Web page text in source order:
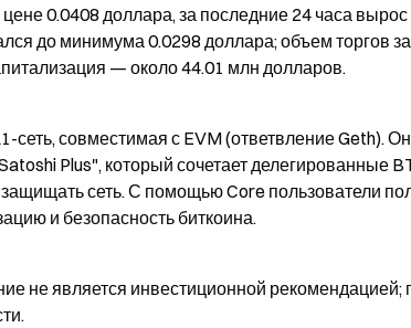
цене 0.0408 доллара, за последние 24 часа
до минимума 0.0298 доллара; объем торгов
— около 44.01 млн долларов.
сеть, совместимая с EVM (ответвление Geth).
Plus", который сочетает делегированные
сеть. С помощью Core пользователи
и безопасность биткоина.
не является инвестиционной